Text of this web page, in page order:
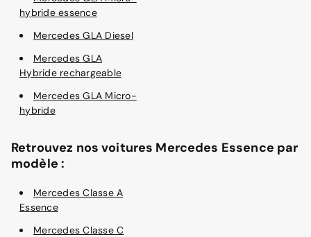
hybride essence
Mercedes GLA Diesel
Mercedes GLA
Hybride rechargeable
Mercedes GLA Micro-
hybride
Retrouvez nos voitures Mercedes Essence par
modèle :
Mercedes Classe A
Essence
Mercedes Classe C